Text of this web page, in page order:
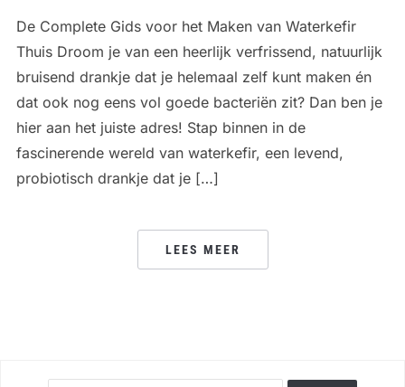
De Complete Gids voor het Maken van Waterkefir
Thuis Droom je van een heerlijk verfrissend, natuurlijk
bruisend drankje dat je helemaal zelf kunt maken én
dat ook nog eens vol goede bacteriën zit? Dan ben je
hier aan het juiste adres! Stap binnen in de
fascinerende wereld van waterkefir, een levend,
probiotisch drankje dat je […]
LEES MEER